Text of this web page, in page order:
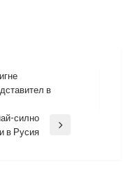
в
силно
в Русия